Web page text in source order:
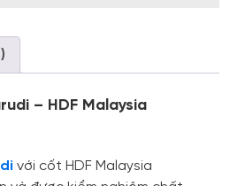
– HDF Malaysia
với cốt HDF Malaysia